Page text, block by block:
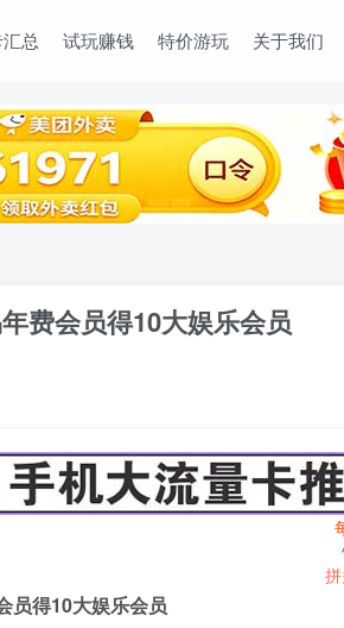
总 试玩赚钱 特价游玩 关于我们
费会员得10大娱乐会员
员得10大娱乐会员